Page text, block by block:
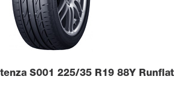
S001 225/35 R19 88Y Runflat